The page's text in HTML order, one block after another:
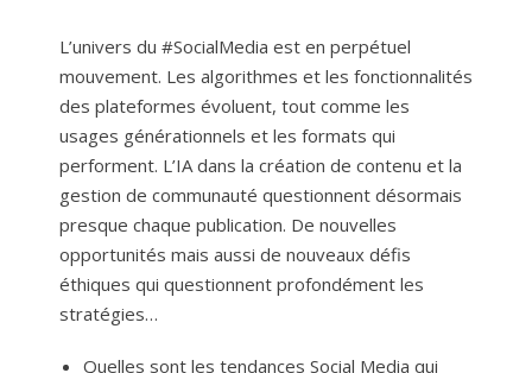
L’univers du #SocialMedia est en perpétuel
mouvement. Les algorithmes et les fonctionnalités
des plateformes évoluent, tout comme les
usages générationnels et les formats qui
performent. L’IA dans la création de contenu et la
gestion de communauté questionnent désormais
presque chaque publication. De nouvelles
opportunités mais aussi de nouveaux défis
éthiques qui questionnent profondément les
stratégies…
Quelles sont les tendances Social Media qui